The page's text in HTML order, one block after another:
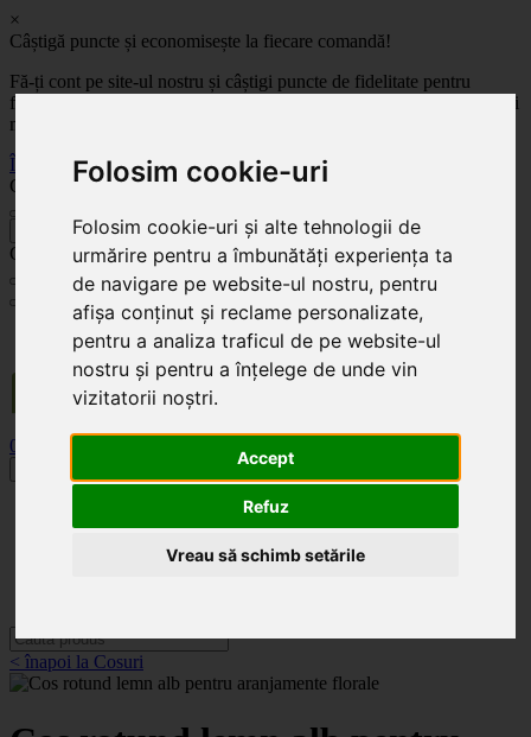
Folosim cookie-uri
Folosim cookie-uri și alte tehnologii de
urmărire pentru a îmbunătăți experiența ta
de navigare pe website-ul nostru, pentru
afișa conținut și reclame personalizate,
pentru a analiza traficul de pe website-ul
nostru și pentru a înțelege de unde vin
vizitatorii noștri.
Accept
Refuz
Vreau să schimb setările
×
Câștigă puncte și economisește la fiecare comandă!
Fă-ți cont pe site-ul nostru și câștigi puncte de fidelitate pentru
fiecare comandă! Cu cât comanzi mai mult, cu atât economisești mai
mult!
Înregistrează-te acum
Celoplast
Celoplast
Transportul este GRATUIT pentru comenzile mai mari de 350 Lei. Comanda minimă în
valoare de 100 Lei. Expediere în 1 - 2 zile lucrătoare.
0
Categorii
< înapoi la Cosuri